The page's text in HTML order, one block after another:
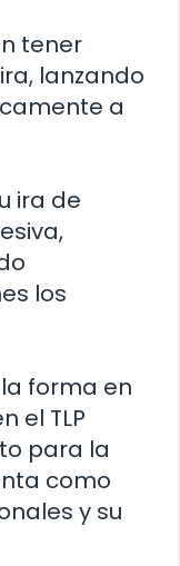
tener
lanzando
a
ira de
los
forma en
el TLP
para la
como
y su